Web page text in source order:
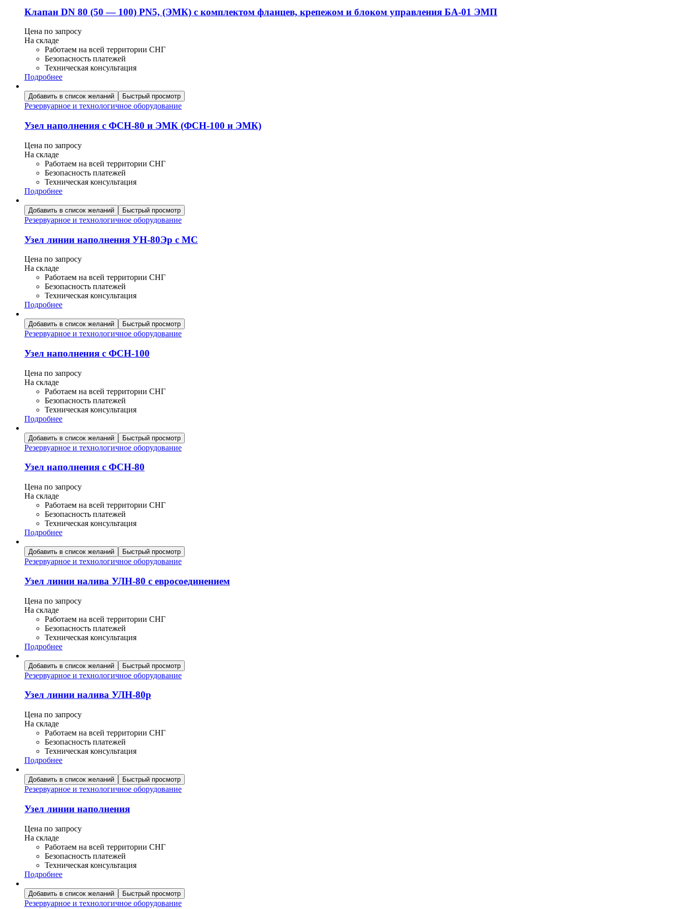
Клапан DN 80 (50 — 100) PN5, (ЭМК) с комплектом фланцев, крепежом и блоком управления БА-01 ЭМП
Цена по запросу
На складе
Работаем на всей территории СНГ
Безопасность платежей
Техническая консультация
Подробнее
Добавить в список желаний Быстрый просмотр
Резервуарное и технологичное оборудование
Узел наполнения с ФСН-80 и ЭМК (ФСН-100 и ЭМК)
Цена по запросу
На складе
Работаем на всей территории СНГ
Безопасность платежей
Техническая консультация
Подробнее
Добавить в список желаний Быстрый просмотр
Резервуарное и технологичное оборудование
Узел линии наполнения УН-80Эр с МС
Цена по запросу
На складе
Работаем на всей территории СНГ
Безопасность платежей
Техническая консультация
Подробнее
Добавить в список желаний Быстрый просмотр
Резервуарное и технологичное оборудование
Узел наполнения с ФСН-100
Цена по запросу
На складе
Работаем на всей территории СНГ
Безопасность платежей
Техническая консультация
Подробнее
Добавить в список желаний Быстрый просмотр
Резервуарное и технологичное оборудование
Узел наполнения с ФСН-80
Цена по запросу
На складе
Работаем на всей территории СНГ
Безопасность платежей
Техническая консультация
Подробнее
Добавить в список желаний Быстрый просмотр
Резервуарное и технологичное оборудование
Узел линии налива УЛН-80 с евросоединением
Цена по запросу
На складе
Работаем на всей территории СНГ
Безопасность платежей
Техническая консультация
Подробнее
Добавить в список желаний Быстрый просмотр
Резервуарное и технологичное оборудование
Узел линии налива УЛН-80р
Цена по запросу
На складе
Работаем на всей территории СНГ
Безопасность платежей
Техническая консультация
Подробнее
Добавить в список желаний Быстрый просмотр
Резервуарное и технологичное оборудование
Узел линии наполнения
Цена по запросу
На складе
Работаем на всей территории СНГ
Безопасность платежей
Техническая консультация
Подробнее
Добавить в список желаний Быстрый просмотр
Резервуарное и технологичное оборудование